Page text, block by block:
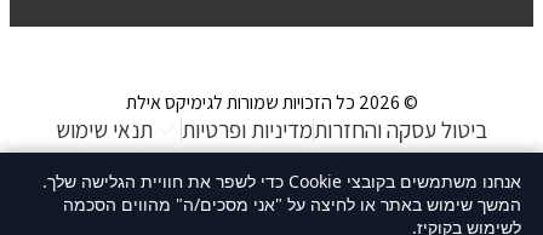
© 2026 כל הזכויות שמורות לגימיקס אילת
ביטול עסקה והחזרותמדיניות ופרטיות תנאי שימוש
האתר נבנה ע״ קשת סטודיו
אנחנו משתמשים בקובצי Cookie כדי לשפר את חוויית הגלישה שלך.
המשך שימוש באתר או לחיצה על "אני מסכים/ה" מהווים הסכמה
לשימוש בקוקיז.